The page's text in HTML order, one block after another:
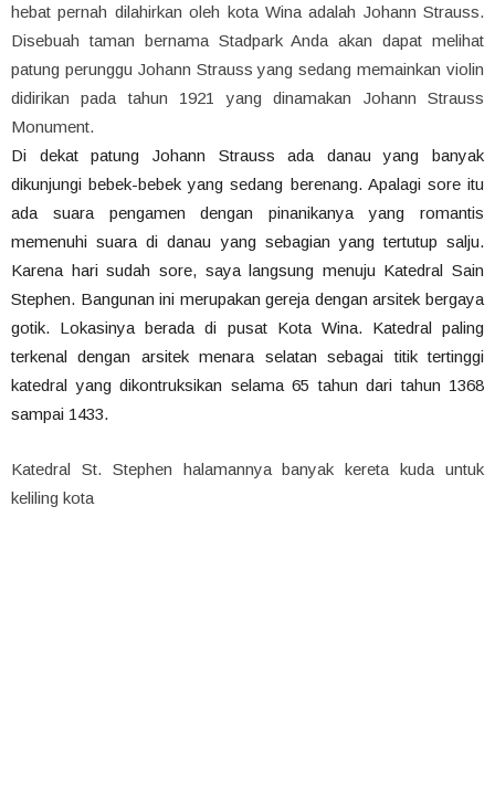
hebat pernah dilahirkan oleh kota Wina adalah Johann Strauss.
Disebuah taman bernama Stadpark Anda akan dapat melihat
patung perunggu Johann Strauss yang sedang memainkan violin
didirikan pada tahun 1921 yang dinamakan Johann Strauss
Monument.
Di dekat patung Johann Strauss ada danau yang banyak
dikunjungi bebek-bebek yang sedang berenang. Apalagi sore itu
ada suara pengamen dengan pinanikanya yang romantis
memenuhi suara di danau yang sebagian yang tertutup salju.
Karena hari sudah sore, saya langsung menuju Katedral Sain
Stephen. Bangunan ini merupakan gereja dengan arsitek bergaya
gotik. Lokasinya berada di pusat Kota Wina. Katedral paling
terkenal dengan arsitek menara selatan sebagai titik tertinggi
katedral yang dikontruksikan selama 65 tahun dari tahun 1368
sampai 1433.
Katedral St. Stephen halamannya banyak kereta kuda untuk
keliling kota